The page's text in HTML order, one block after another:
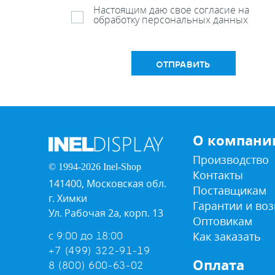
Настоящим даю свое согласие на
обработку персональных данных
ОТПРАВИТЬ
© 1994-2026 Inel-Shop
141400, Московская обл.
г. Химки
Ул. Рабочая 2а, корп. 13
с 9:00 до 18:00
+7 (499) 322-91-19
8 (800) 600-63-02
О
Производство
Контакты
Поставщикам
Гарантии и
Оптовикам
Как заказать
Оплата